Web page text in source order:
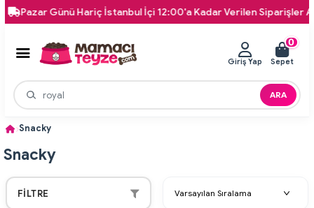
Pazar Günü Hariç İstanbul İçi 12:00'a Kadar Verilen Siparişler Aynı
ARA
Giriş Yap
0
Sepet
Snacky
Snacky
FILTRE